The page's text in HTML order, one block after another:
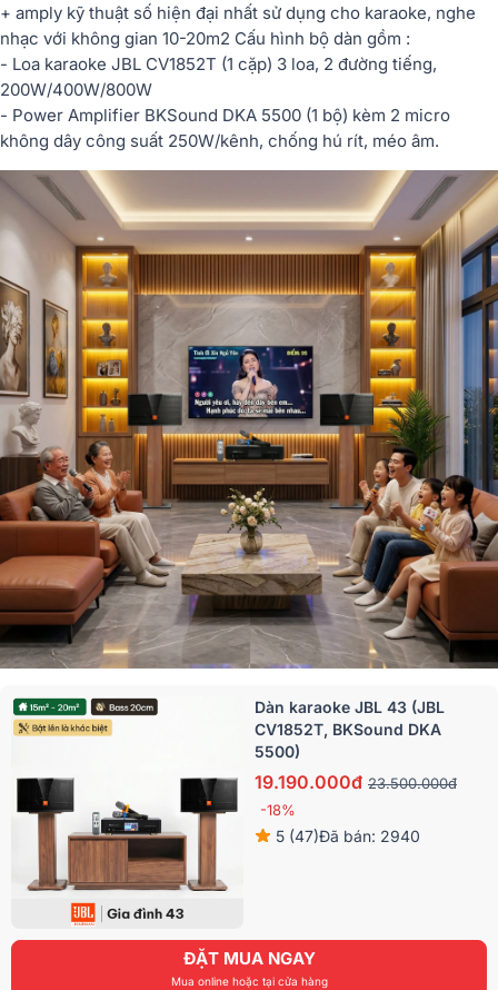
+ amply kỹ thuật số hiện đại nhất sử dụng cho karaoke, nghe
nhạc với không gian 10-20m2 Cấu hình bộ dàn gồm :
- Loa karaoke JBL CV1852T (1 cặp) 3 loa, 2 đường tiếng,
200W/400W/800W
- Power Amplifier BKSound DKA 5500 (1 bộ) kèm 2 micro
không dây công suất 250W/kênh, chống hú rít, méo âm.
Dàn karaoke JBL 43 (JBL
CV1852T, BKSound DKA
5500)
19.190.000đ 23.500.000đ
-18%
5 (47)Đã bán: 2940
ĐẶT MUA NGAY
Mua online hoặc tại cửa hàng